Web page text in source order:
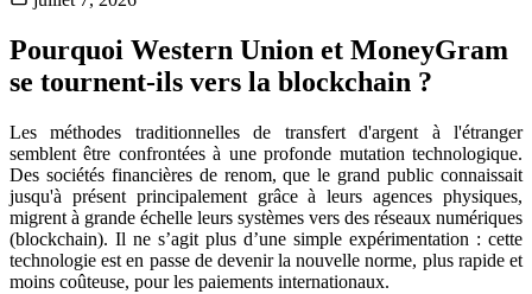
Pourquoi Western Union et MoneyGram
se tournent-ils vers la blockchain ?
Les méthodes traditionnelles de transfert d'argent à l'étranger
semblent être confrontées à une profonde mutation technologique.
Des sociétés financières de renom, que le grand public connaissait
jusqu'à présent principalement grâce à leurs agences physiques,
migrent à grande échelle leurs systèmes vers des réseaux numériques
(blockchain). Il ne s’agit plus d’une simple expérimentation : cette
technologie est en passe de devenir la nouvelle norme, plus rapide et
moins coûteuse, pour les paiements internationaux.